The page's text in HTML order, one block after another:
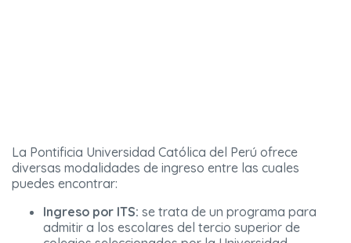
La Pontificia Universidad Católica del Perú ofrece
diversas modalidades de ingreso entre las cuales
puedes encontrar:
Ingreso por ITS: se trata de un programa para
admitir a los escolares del tercio superior de